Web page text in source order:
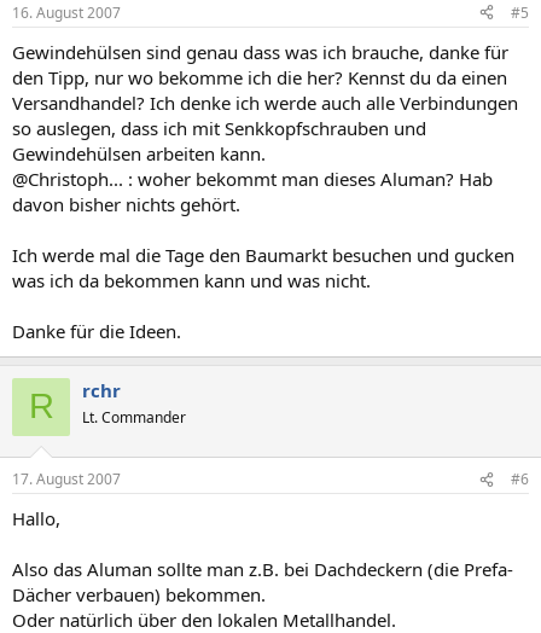
16. August 2007 #5
Gewindehülsen sind genau dass was ich brauche, danke für
den Tipp, nur wo bekomme ich die her? Kennst du da einen
Versandhandel? Ich denke ich werde auch alle Verbindungen
so auslegen, dass ich mit Senkkopfschrauben und
Gewindehülsen arbeiten kann.
@Christoph... : woher bekommt man dieses Aluman? Hab
davon bisher nichts gehört.
Ich werde mal die Tage den Baumarkt besuchen und gucken
was ich da bekommen kann und was nicht.
Danke für die Ideen.
R rchr
Lt. Commander
17. August 2007 #6
Hallo,
Also das Aluman sollte man z.B. bei Dachdeckern (die Prefa-
Dächer verbauen) bekommen.
Oder natürlich über den lokalen Metallhandel.